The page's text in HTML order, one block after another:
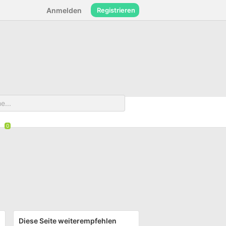
Anmelden Registrieren
Diese Seite weiterempfehlen